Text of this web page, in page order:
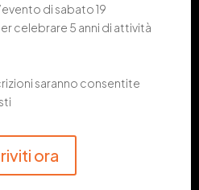
di sabato 19
celebrare 5 anni di attività
saranno consentite
ora